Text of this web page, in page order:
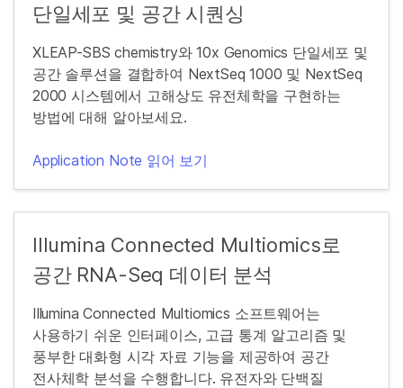
단일세포 및 공간 시퀀싱
XLEAP-SBS chemistry와 10x Genomics 단일세포 및
공간 솔루션을 결합하여 NextSeq 1000 및 NextSeq
2000 시스템에서 고해상도 유전체학을 구현하는
방법에 대해 알아보세요.
Application Note 읽어 보기
Illumina Connected Multiomics로
공간 RNA-Seq 데이터 분석
Illumina Connected Multiomics 소프트웨어는
사용하기 쉬운 인터페이스, 고급 통계 알고리즘 및
풍부한 대화형 시각 자료 기능을 제공하여 공간
전사체학 분석을 수행합니다. 유전자와 단백질